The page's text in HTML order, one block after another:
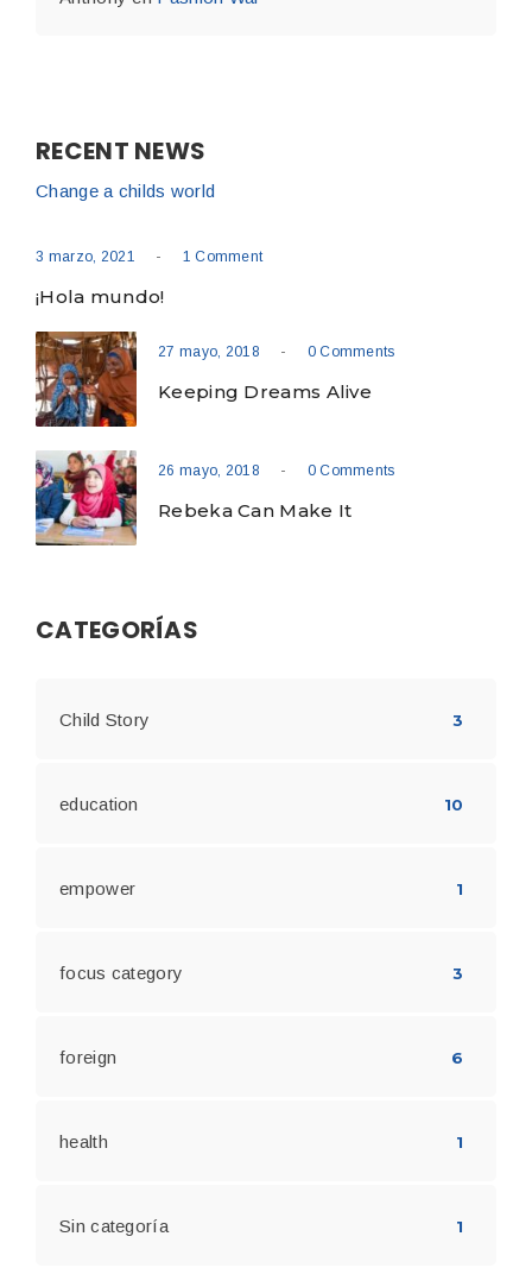
RECENT NEWS
Change a childs world
3 marzo, 2021 - 1 Comment
¡Hola mundo!
27 mayo, 2018 - 0 Comments
Keeping Dreams Alive
26 mayo, 2018 - 0 Comments
Rebeka Can Make It
CATEGORÍAS
Child Story 3
education 10
empower 1
focus category 3
foreign 6
health 1
Sin categoría 1